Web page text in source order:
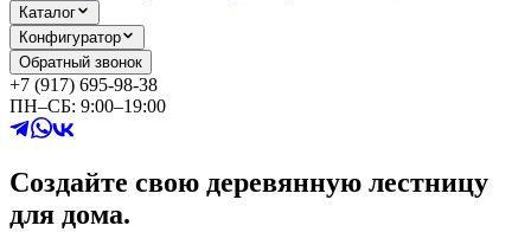
Каталог
Конфигуратор
Обратный звонок
+7 (917) 695-98-38
ПН–СБ: 9:00–19:00
Создайте свою деревянную лестницу
для дома.